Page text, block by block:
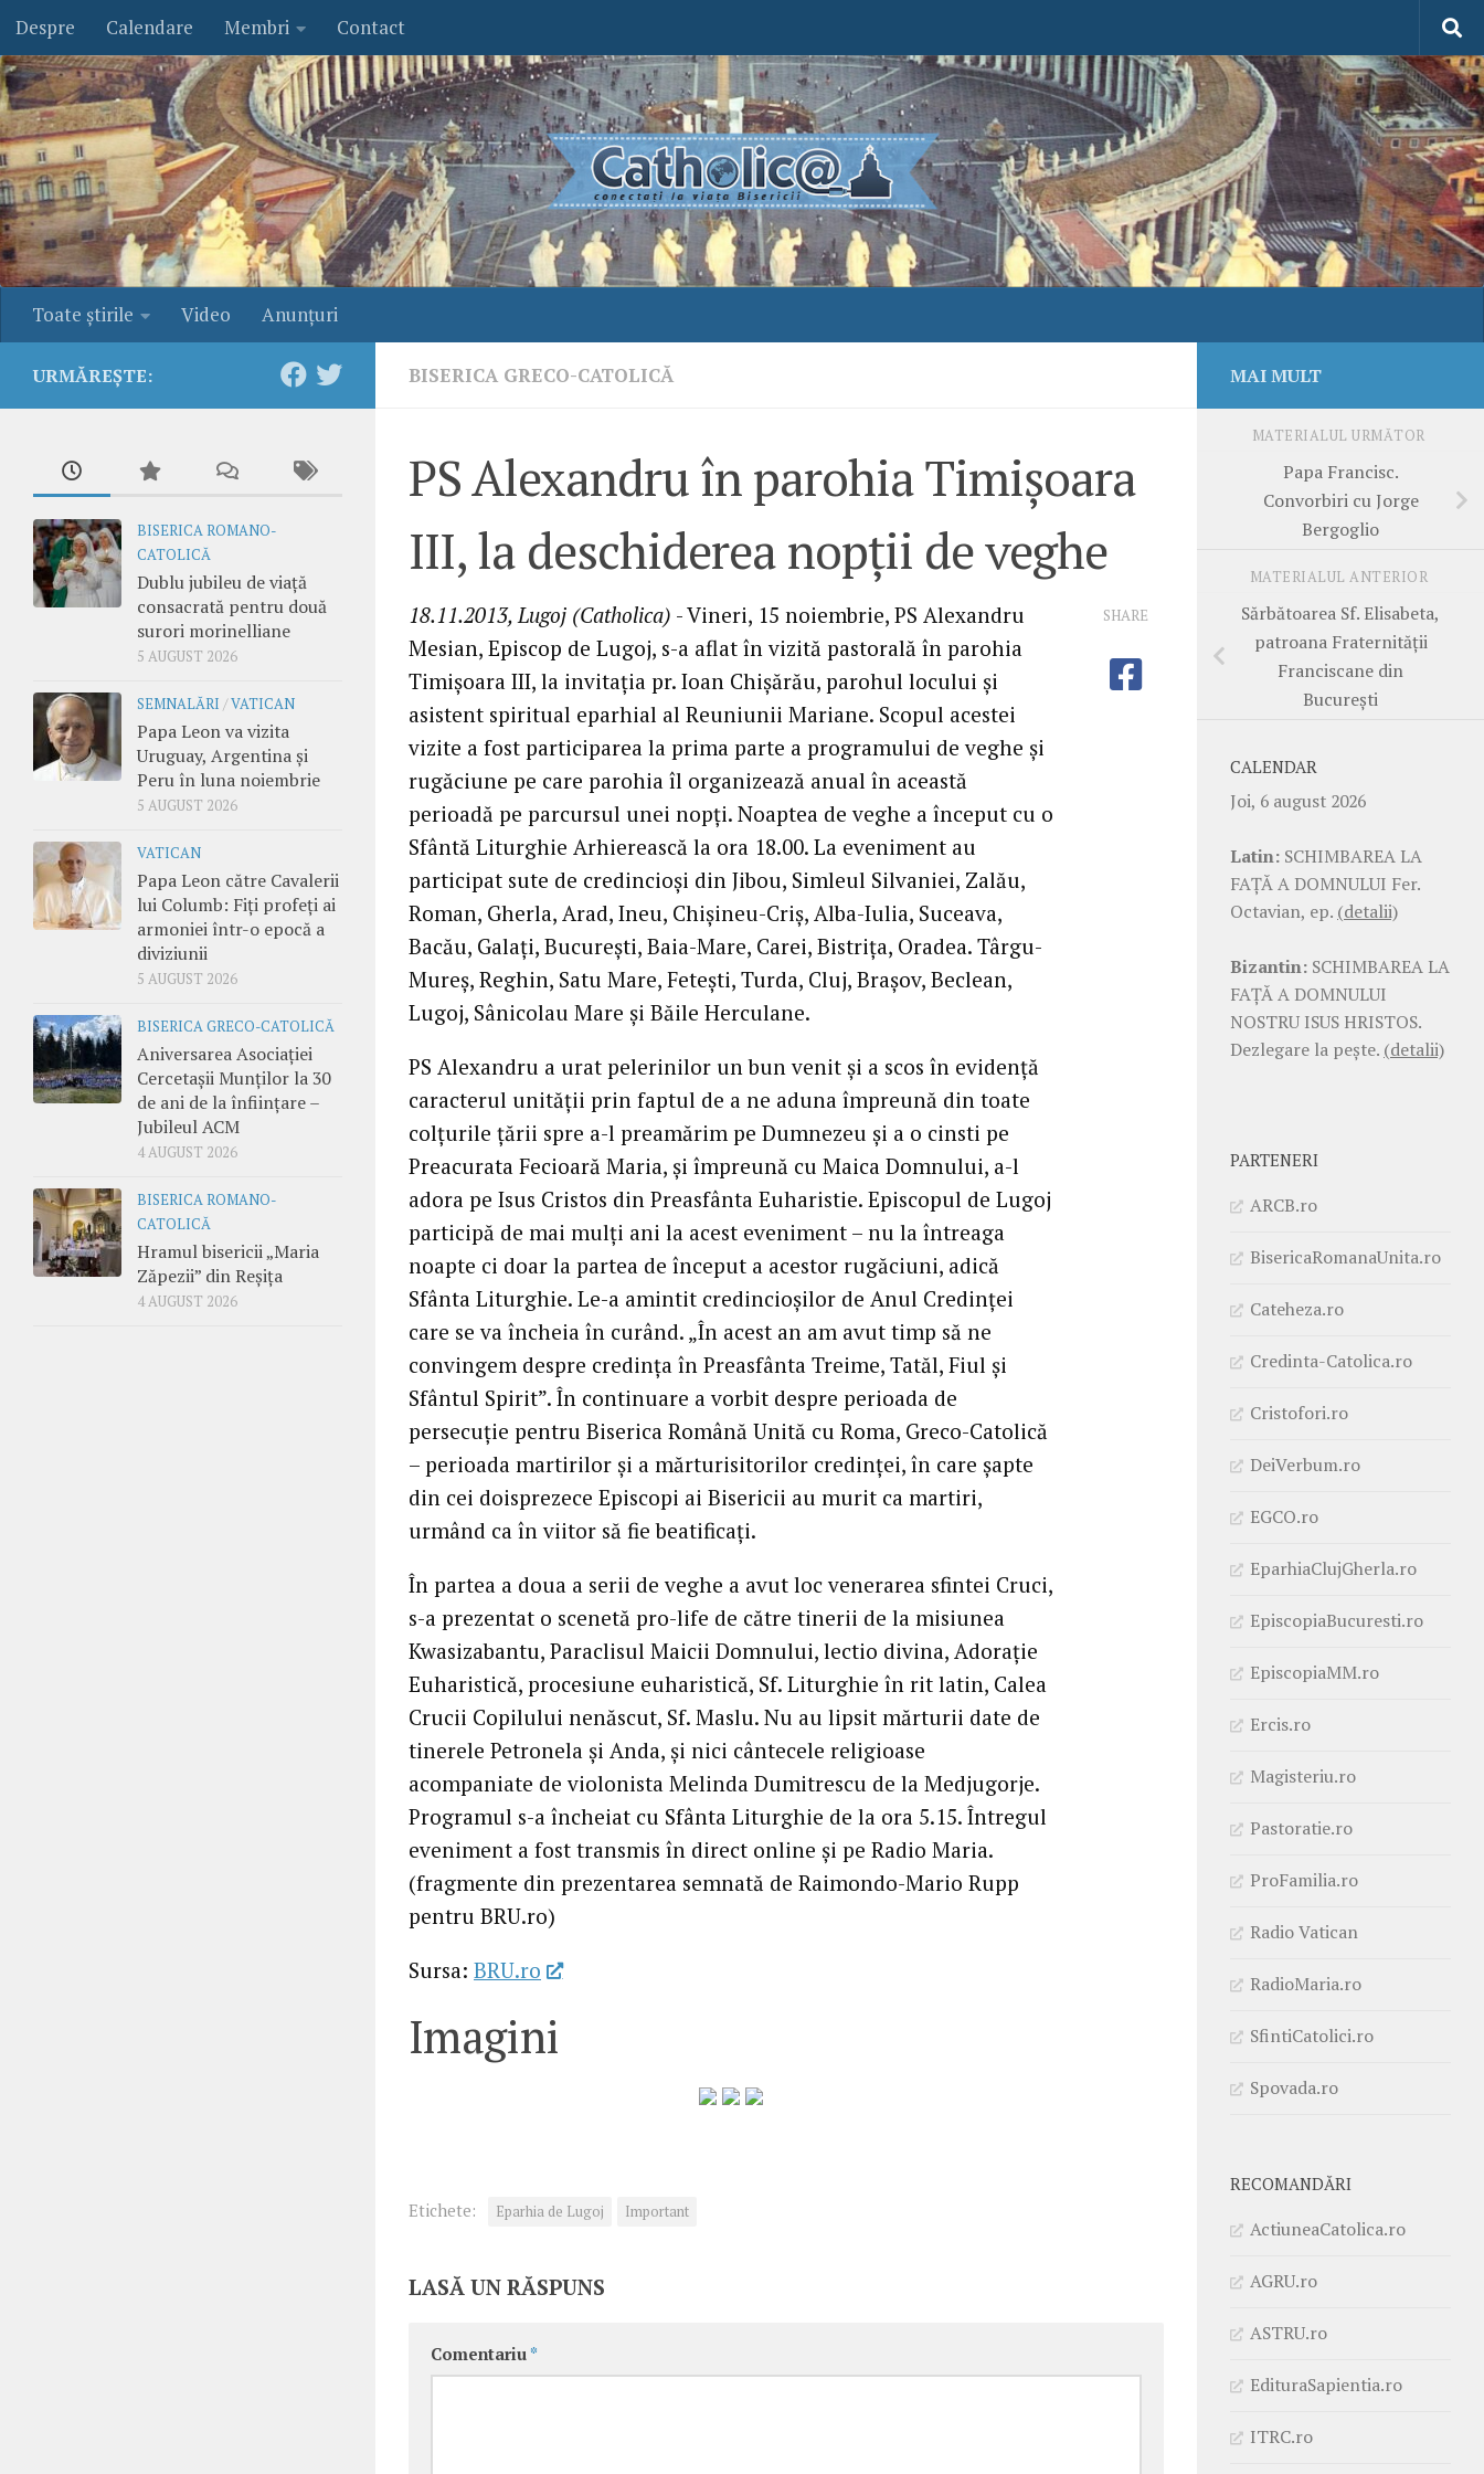
Skip to content
Despre Calendare Membri Contact
Toate ştirile Video Anunţuri
BISERICA GRECO-CATOLICĂ
PS Alexandru în parohia Timişoara
III, la deschiderea nopţii de veghe
18.11.2013, Lugoj (Catholica) - Vineri, 15 noiembrie, PS Alexandru
Mesian, Episcop de Lugoj, s-a aflat în vizită pastorală în parohia
Timişoara III, la invitaţia pr. Ioan Chişărău, parohul locului şi
asistent spiritual eparhial al Reuniunii Mariane. Scopul acestei
vizite a fost participarea la prima parte a programului de veghe şi
rugăciune pe care parohia îl organizează anual în această
perioadă pe parcursul unei nopţi. Noaptea de veghe a început cu o
Sfântă Liturghie Arhierească la ora 18.00. La eveniment au
participat sute de credincioşi din Jibou, Simleul Silvaniei, Zalău,
Roman, Gherla, Arad, Ineu, Chişineu-Criş, Alba-Iulia, Suceava,
Bacău, Galaţi, Bucureşti, Baia-Mare, Carei, Bistriţa, Oradea. Târgu-
Mureş, Reghin, Satu Mare, Feteşti, Turda, Cluj, Braşov, Beclean,
Lugoj, Sânicolau Mare şi Băile Herculane.
PS Alexandru a urat pelerinilor un bun venit şi a scos în evidenţă
caracterul unităţii prin faptul de a ne aduna împreună din toate
colţurile ţării spre a-l preamărim pe Dumnezeu şi a o cinsti pe
Preacurata Fecioară Maria, şi împreună cu Maica Domnului, a-l
adora pe Isus Cristos din Preasfânta Euharistie. Episcopul de Lugoj
participă de mai mulţi ani la acest eveniment – nu la întreaga
noapte ci doar la partea de început a acestor rugăciuni, adică
Sfânta Liturghie. Le-a amintit credincioşilor de Anul Credinţei
care se va încheia în curând. „În acest an am avut timp să ne
convingem despre credinţa în Preasfânta Treime, Tatăl, Fiul şi
Sfântul Spirit”. În continuare a vorbit despre perioada de
persecuţie pentru Biserica Română Unită cu Roma, Greco-Catolică
– perioada martirilor şi a mărturisitorilor credinţei, în care şapte
din cei doisprezece Episcopi ai Bisericii au murit ca martiri,
urmând ca în viitor să fie beatificaţi.
În partea a doua a serii de veghe a avut loc venerarea sfintei Cruci,
s-a prezentat o scenetă pro-life de către tinerii de la misiunea
Kwasizabantu, Paraclisul Maicii Domnului, lectio divina, Adoraţie
Euharistică, procesiune euharistică, Sf. Liturghie în rit latin, Calea
Crucii Copilului nenăscut, Sf. Maslu. Nu au lipsit mărturii date de
tinerele Petronela şi Anda, şi nici cântecele religioase
acompaniate de violonista Melinda Dumitrescu de la Medjugorje.
Programul s-a încheiat cu Sfânta Liturghie de la ora 5.15. Întregul
eveniment a fost transmis în direct online şi pe Radio Maria.
(fragmente din prezentarea semnată de Raimondo-Mario Rupp
pentru BRU.ro)
Sursa: BRU.ro
Imagini
SHARE
Etichete: Eparhia de Lugoj Important
LASĂ UN RĂSPUNS
Comentariu *
URMĂREȘTE:
BISERICA ROMANO-
CATOLICĂ
Dublu jubileu de viață
consacrată pentru două
surori morinelliane
5 AUGUST 2026
SEMNALĂRI /VATICAN
Papa Leon va vizita
Uruguay, Argentina și
Peru în luna noiembrie
5 AUGUST 2026
VATICAN
Papa Leon către Cavalerii
lui Columb: Fiți profeți ai
armoniei într-o epocă a
diviziunii
5 AUGUST 2026
BISERICA GRECO-CATOLICĂ
Aniversarea Asociației
Cercetașii Munților la 30
de ani de la înființare –
Jubileul ACM
4 AUGUST 2026
BISERICA ROMANO-
CATOLICĂ
Hramul bisericii „Maria
Zăpezii” din Reșița
4 AUGUST 2026
MAI MULT
MATERIALUL URMĂTOR
Papa Francisc.
Convorbiri cu Jorge
Bergoglio
MATERIALUL ANTERIOR
Sărbătoarea Sf. Elisabeta,
patroana Fraternităţii
Franciscane din
Bucureşti
CALENDAR
Joi, 6 august 2026
Latin: SCHIMBAREA LA
FAŢĂ A DOMNULUI Fer.
Octavian, ep. (detalii)
Bizantin: SCHIMBAREA LA
FAŢĂ A DOMNULUI
NOSTRU ISUS HRISTOS.
Dezlegare la pește. (detalii)
PARTENERI
ARCB.ro
BisericaRomanaUnita.ro
Cateheza.ro
Credinta-Catolica.ro
Cristofori.ro
DeiVerbum.ro
EGCO.ro
EparhiaClujGherla.ro
EpiscopiaBucuresti.ro
EpiscopiaMM.ro
Ercis.ro
Magisteriu.ro
Pastoratie.ro
ProFamilia.ro
Radio Vatican
RadioMaria.ro
SfintiCatolici.ro
Spovada.ro
RECOMANDĂRI
ActiuneaCatolica.ro
AGRU.ro
ASTRU.ro
EdituraSapientia.ro
ITRC.ro